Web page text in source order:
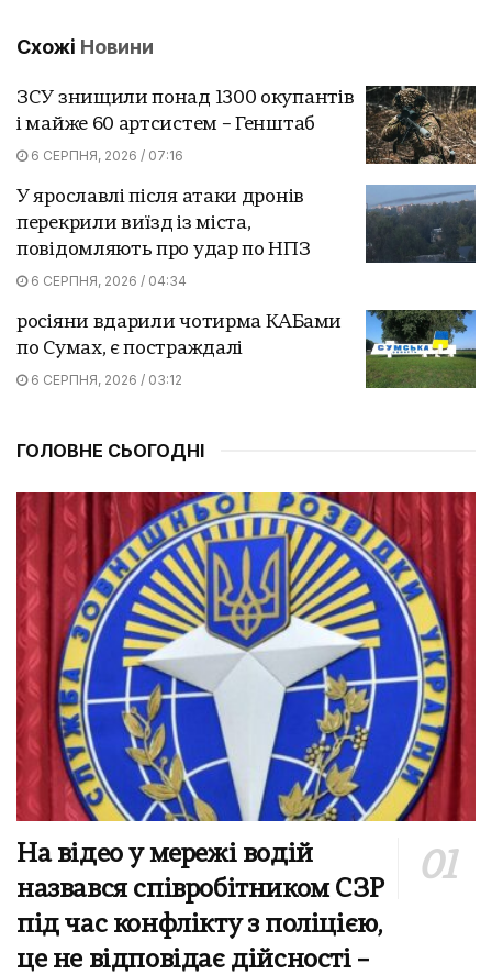
Схожі Новини
ЗСУ знищили понад 1300 окупантів
і майже 60 артсистем – Генштаб
6 СЕРПНЯ, 2026 / 07:16
У ярославлі після атаки дронів
перекрили виїзд із міста,
повідомляють про удар по НПЗ
6 СЕРПНЯ, 2026 / 04:34
росіяни вдарили чотирма КАБами
по Сумах, є постраждалі
6 СЕРПНЯ, 2026 / 03:12
ГОЛОВНЕ СЬОГОДНІ
На відео у мережі водій
назвався співробітником СЗР
під час конфлікту з поліцією,
це не відповідає дійсності –